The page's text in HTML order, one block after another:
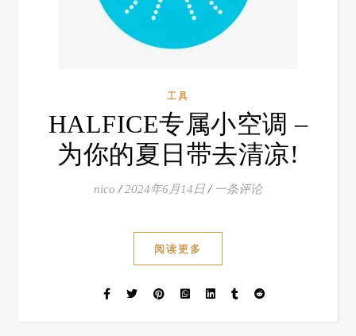
工具
HALFICE专属小空调 –
为你的夏日带去清凉!
nico / 2024年6月14日 / 一条评论
阅读更多